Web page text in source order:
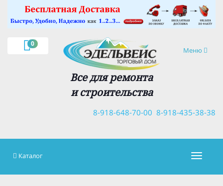
0
Навигация
Меню
Все для ремонта
и строительства
8-918-435-38-38
8-918-648-70-00
×
Каталог